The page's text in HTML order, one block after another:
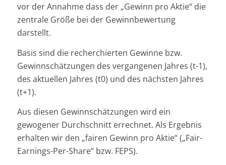
vor der Annahme dass der „Gewinn pro Aktie“ die
zentrale Größe bei der Gewinnbewertung
darstellt.
Basis sind die recherchierten Gewinne bzw.
Gewinnschätzungen des vergangenen Jahres (t-1),
des aktuellen Jahres (t0) und des nächsten Jahres
(t+1).
Aus diesen Gewinnschätzungen wird ein
gewogener Durchschnitt errechnet. Als Ergebnis
erhalten wir den „fairen Gewinn pro Aktie“ („Fair-
Earnings-Per-Share“ bzw. FEPS).